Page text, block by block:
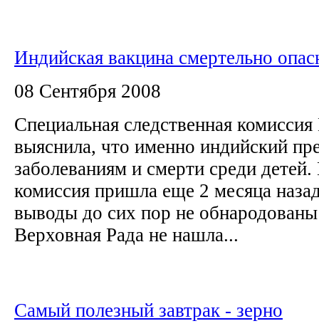
Индийская вакцина смертельно
08 Сентября 2008
Специальная следственная
выяснила, что именно индийский
заболеваниям и смерти среди
комиссия пришла еще 2 месяца
выводы до сих пор не
Верховная Рада не нашла...
Самый полезный завтрак - зерно